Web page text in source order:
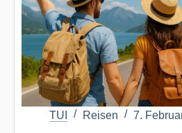
TUI Reisen 7.